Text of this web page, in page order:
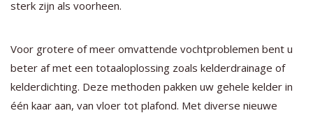
sterk zijn als voorheen.
Voor grotere of meer omvattende vochtproblemen bent u
beter af met een totaaloplossing zoals kelderdrainage of
kelderdichting. Deze methoden pakken uw gehele kelder in
één kaar aan, van vloer tot plafond. Met diverse nieuwe